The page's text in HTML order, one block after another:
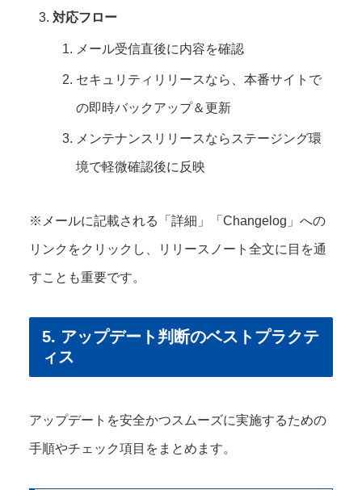
対応フロー
メール受信直後に内容を確認
セキュリティリリースなら、本番サイトで
の即時バックアップ＆更新
メンテナンスリリースならステージング環
境で軽微確認後に反映
※メールに記載される「詳細」「Changelog」への
リンクをクリックし、リリースノート全文に目を通
すことも重要です。
5. アップデート判断のベストプラクテ
ィス
アップデートを安全かつスムーズに実施するための
手順やチェック項目をまとめます。